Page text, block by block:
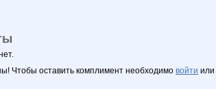
Чтобы оставить комплимент необходимо войти или